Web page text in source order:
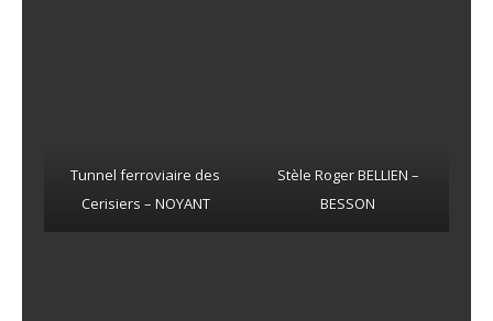
Tunnel ferroviaire des
Cerisiers – NOYANT
Stèle Roger BELLIEN –
BESSON